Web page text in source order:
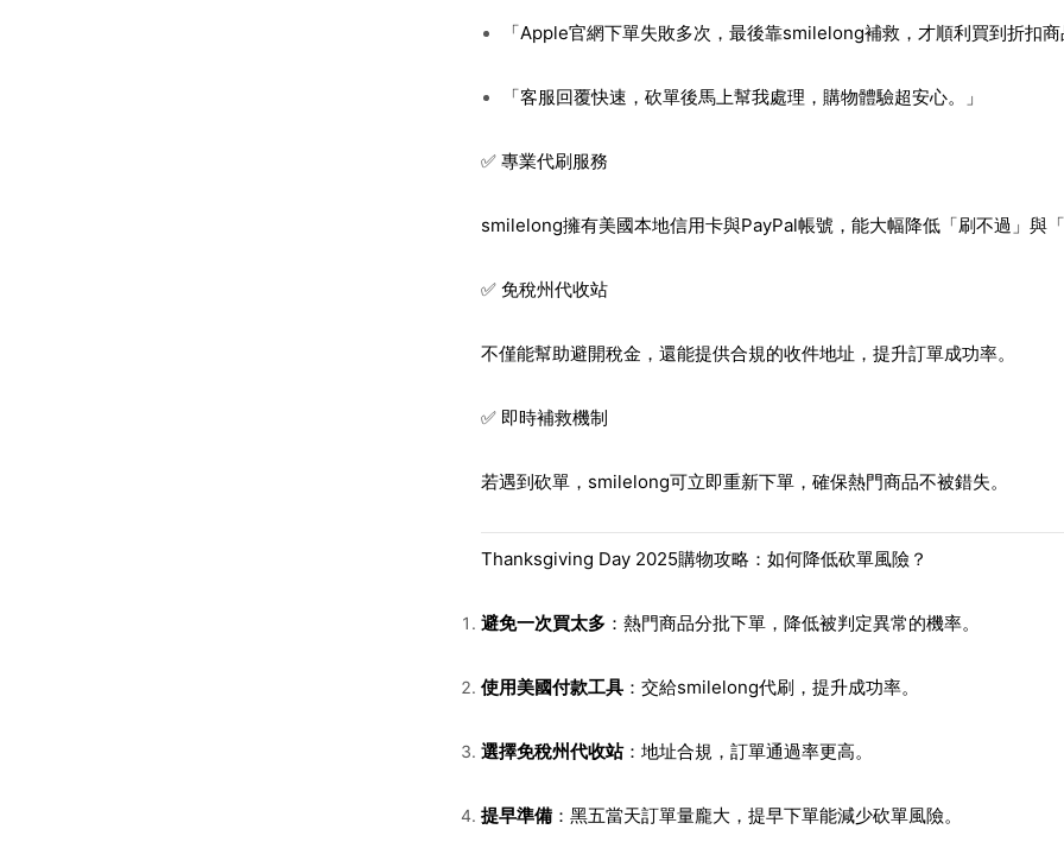
「Apple官網下單失敗多次，最後靠smilelong補救，才順利買到折扣商
「客服回覆快速，砍單後馬上幫我處理，購物體驗超安心。」
✅ 專業代刷服務
smilelong擁有美國本地信用卡與PayPal帳號，能大幅降低「刷不過」與「
✅ 免稅州代收站
不僅能幫助避開稅金，還能提供合規的收件地址，提升訂單成功率。
✅ 即時補救機制
若遇到砍單，smilelong可立即重新下單，確保熱門商品不被錯失。
Thanksgiving Day 2025購物攻略：如何降低砍單風險？
避免一次買太多：熱門商品分批下單，降低被判定異常的機率。
使用美國付款工具：交給smilelong代刷，提升成功率。
選擇免稅州代收站：地址合規，訂單通過率更高。
提早準備：黑五當天訂單量龐大，提早下單能減少砍單風險。